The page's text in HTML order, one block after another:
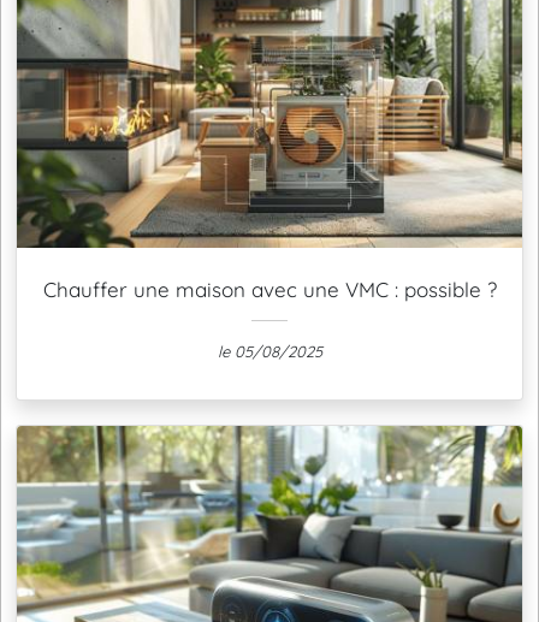
Chauffer une maison avec une VMC : possible ?
le 05/08/2025